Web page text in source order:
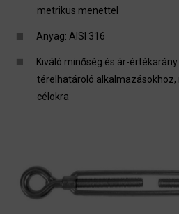
metrikus menettel
Anyag: AISI 316
Kiváló minőség és ár-
térelhatároló
célokra